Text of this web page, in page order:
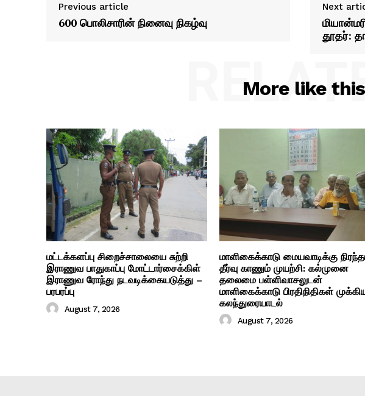
Previous article
600 பொலிசாரின் நினைவு நிகழ்வு
Next
தூதர்:
More like this
மட்டக்களப்பு சிறைச்சாலையை சுற்றி
இராணுவ பாதுகாப்பு மோட்டார்சைக்கிள்
இராணுவ ரோந்து நடவடிக்கையடுத்து –
பரபரப்பு
August 7, 2026
மாளிகைக்காடு மையவாடிக்கு
தீர்வு காணும் முயற்சி: கல்முனை
தலைமை பள்ளிவாசலுடன்
மாளிகைக்காடு பிரதிநிதிகள்
கலந்துரையாடல்
August 7, 2026